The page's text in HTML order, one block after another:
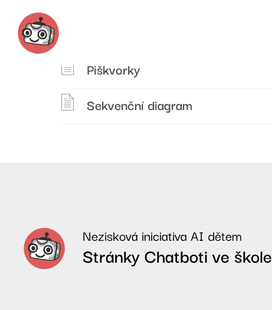
Piškvorky
Sekvenční diagram
Nezisková iniciativa AI dětem
Stránky Chatboti ve škole